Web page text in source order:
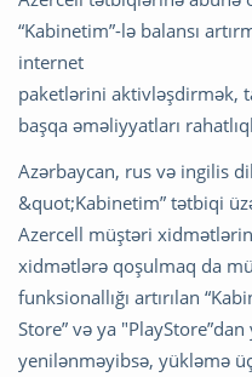
“Kabinetim”-lə balansı
internet
paketlərini aktivləşdirmək,
başqa əməliyyatları
Azərbaycan, rus və ingilis
&quot;Kabinetim” tətbiqi
Azercell müştəri
xidmətlərə qoşulmaq da
funksionallığı artırılan
Store” və ya
yenilənməyibsə, yükləmə